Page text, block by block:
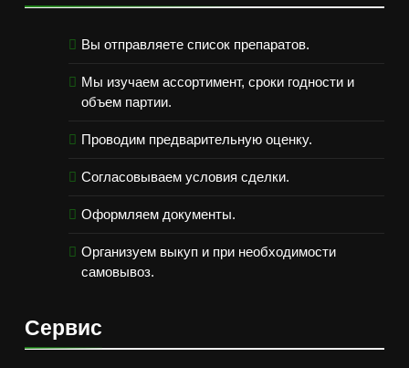
Вы отправляете список препаратов.
Мы изучаем ассортимент, сроки годности и
объем партии.
Проводим предварительную оценку.
Согласовываем условия сделки.
Оформляем документы.
Организуем выкуп и при необходимости
самовывоз.
Сервис